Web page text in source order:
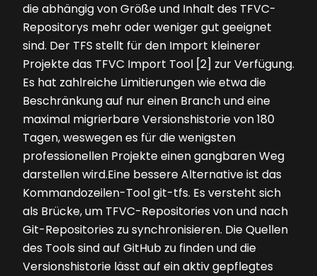
die abhängig von Größe und Inhalt des TFVC-
Repositorys mehr oder weniger gut geeignet
sind. Der TFS stellt für den Import kleinerer
Projekte das TFVC Import Tool [2] zur Verfügung.
Es hat zahlreiche Limitierungen wie etwa die
Beschränkung auf nur einen Branch und eine
maximal migrierbare Versionshistorie von 180
Tagen, weswegen es für die wenigsten
professionellen Projekte einen gangbaren Weg
darstellen wird.Eine bessere Alternative ist das
Kommandozeilen-Tool git-tfs. Es versteht sich
als Brücke, um TFVC-Repositories von und nach
Git-Repositories zu synchronisieren. Die Quellen
des Tools sind auf GitHub zu finden und die
Versionshistorie lässt auf ein aktiv gepflegtes